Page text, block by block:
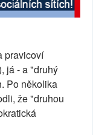
pravicoví
já - a "druhý
Po několika
že "druhou